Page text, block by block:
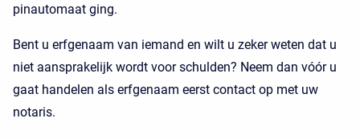
pinautomaat ging.
Bent u erfgenaam van iemand en wilt u zeker weten dat u
niet aansprakelijk wordt voor schulden? Neem dan vóór u
gaat handelen als erfgenaam eerst contact op met uw
notaris.